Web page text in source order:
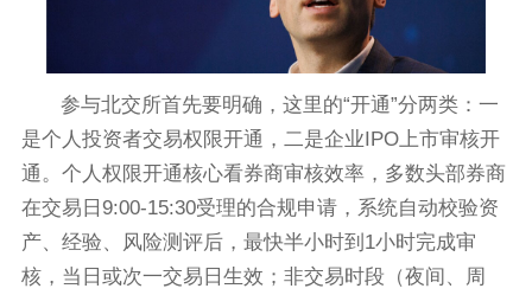
参与北交所首先要明确，这里的“开通”分两类：一
是个人投资者交易权限开通，二是企业IPO上市审核开
通。个人权限开通核心看券商审核效率，多数头部券商
在交易日9:00-15:30受理的合规申请，系统自动校验资
产、经验、风险测评后，最快半小时到1小时完成审
核，当日或次一交易日生效；非交易时段（夜间、周